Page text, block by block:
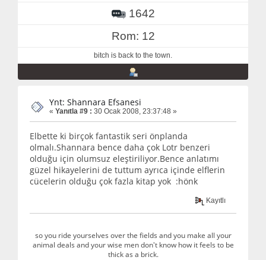
1642
Rom: 12
bitch is back to the town.
Ynt: Shannara Efsanesi
« Yanıtla #9 : 30 Ocak 2008, 23:37:48 »
Elbette ki birçok fantastik seri önplanda
olmalı.Shannara bence daha çok Lotr benzeri
olduğu için olumsuz eleştiriliyor.Bence anlatımı
güzel hikayelerini de tuttum ayrıca içinde elflerin
cücelerin olduğu çok fazla kitap yok :hönk
Kayıtlı
so you ride yourselves over the fields and you make all your
animal deals and your wise men don't know how it feels to be
thick as a brick.